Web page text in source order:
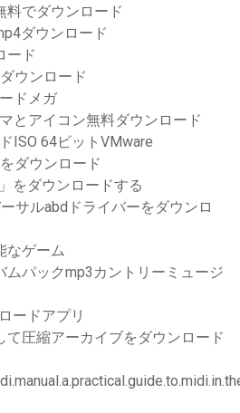
料でダウンロード
ダウンロード
ード
ウンロード
ドメガ
とアイコン無料ダウンロード
ISO 64ビットVMware
ダウンロード
をダウンロードする
サルabdドライバーをダウンロ
なゲーム
ムパックmp3カントリーミュージ
ードアプリ
て圧縮アーカイブをダウンロード